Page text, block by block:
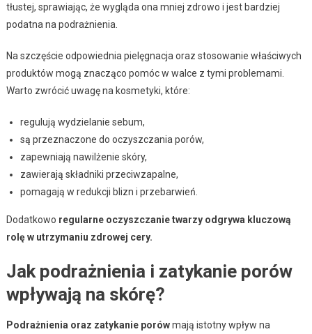
tłustej, sprawiając, że wygląda ona mniej zdrowo i jest bardziej
podatna na podrażnienia.
Na szczęście odpowiednia pielęgnacja oraz stosowanie właściwych
produktów mogą znacząco pomóc w walce z tymi problemami.
Warto zwrócić uwagę na kosmetyki, które:
regulują wydzielanie sebum,
są przeznaczone do oczyszczania porów,
zapewniają nawilżenie skóry,
zawierają składniki przeciwzapalne,
pomagają w redukcji blizn i przebarwień.
Dodatkowo regularne oczyszczanie twarzy odgrywa kluczową
rolę w utrzymaniu zdrowej cery.
Jak podrażnienia i zatykanie porów
wpływają na skórę?
Podrażnienia oraz zatykanie porówmają istotny wpływ na